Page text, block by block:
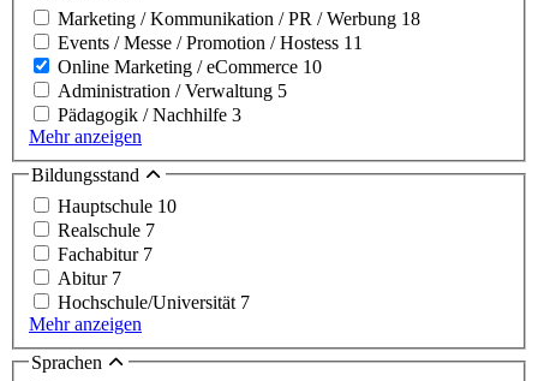
Marketing / Kommunikation / PR / Werbung 18
Events / Messe / Promotion / Hostess 11
Online Marketing / eCommerce 10
Administration / Verwaltung 5
Pädagogik / Nachhilfe 3
Mehr anzeigen
Bildungsstand
Hauptschule 10
Realschule 7
Fachabitur 7
Abitur 7
Hochschule/Universität 7
Mehr anzeigen
Sprachen